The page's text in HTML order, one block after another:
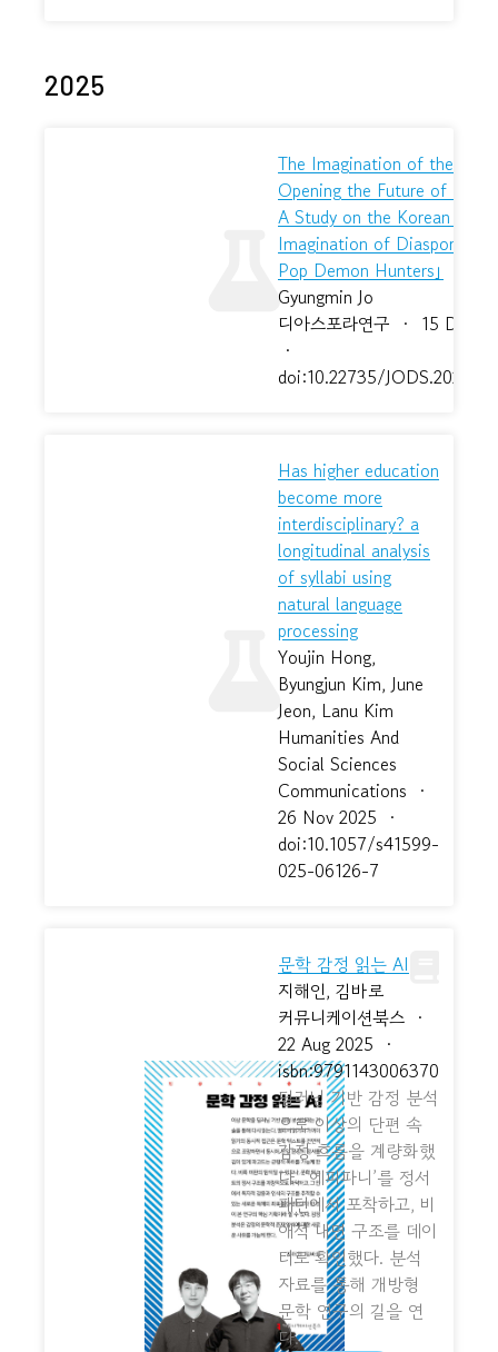
2025
The Imagination of the
Opening the Future of K-
A Study on the Korean
Imagination of Diaspora in
Pop Demon Hunters｣
Gyungmin Jo
디아스포라연구 · 15 Dec
·
doi:10.22735/
Has higher education
become more
interdisciplinary? a
longitudinal analysis
of syllabi using
natural language
processing
Youjin Hong,
Byungjun Kim, June
Jeon, Lanu Kim
Humanities And
Social Sciences
Communications ·
26 Nov 2025 ·
doi:10.1057/s41599-
025-06126-7
문학 감정 읽는 AI
지해인, 김바로
커뮤니케이션북스 ·
22 Aug 2025 ·
isbn:9791143006370
딥러닝 기반 감정 분석
으로 이상의 단편 속
감정 흐름을 계량화했
다. ‘에피파니’를 정서
패턴에서 포착하고, 비
애적 내면 구조를 데이
터로 확인했다. 분석
자료를 통해 개방형
문학 연구의 길을 연
다.